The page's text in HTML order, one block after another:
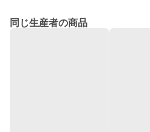
同じ生産者の商品